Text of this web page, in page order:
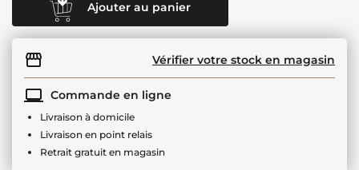
Ajouter au panier
Vérifier votre stock en magasin
Commande en ligne
Livraison à domicile
Livraison en point relais
Retrait gratuit en magasin